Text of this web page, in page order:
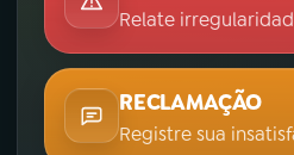
Relate
RECLAMAÇÃO
Registre sua